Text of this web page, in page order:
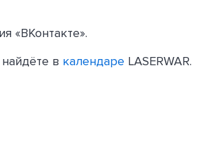
«ВКонтакте».
в календаре LASERWAR.